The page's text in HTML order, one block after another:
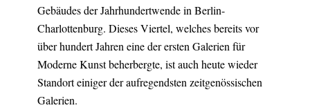
Gebäudes der Jahrhundertwende in Berlin-
Charlottenburg. Dieses Viertel, welches bereits vor
über hundert Jahren eine der ersten Galerien für
Moderne Kunst beherbergte, ist auch heute wieder
Standort einiger der aufregendsten zeitgenössischen
Galerien.